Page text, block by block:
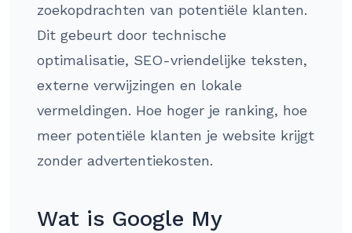
zoekopdrachten van potentiële klanten.
Dit gebeurt door technische
optimalisatie, SEO-vriendelijke teksten,
externe verwijzingen en lokale
vermeldingen. Hoe hoger je ranking, hoe
meer potentiële klanten je website krijgt
zonder advertentiekosten.
Wat is Google My